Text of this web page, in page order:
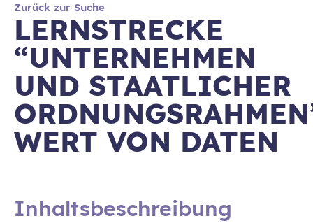
Zurück zur Suche
LERNSTRECKE
“UNTERNEHMEN
UND STAATLICHER
WERT VON DATEN
Inhaltsbeschreibung